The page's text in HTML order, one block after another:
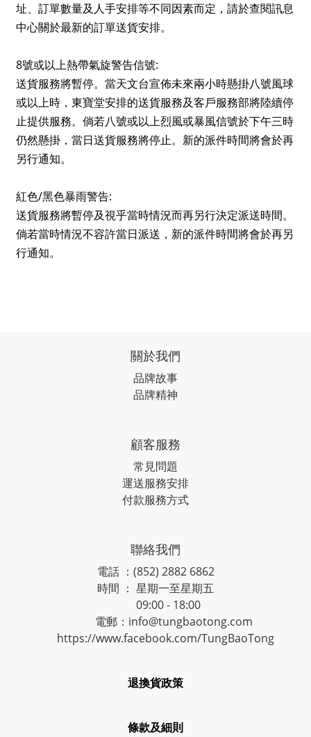
址、訂單數量及人手安排等不同因素而定，請於查閱訊息
中心關於最新的訂單送貨安排。
8號或以上熱帶氣旋警告信號:
送貨服務將暫停。當天文台宣佈未來兩小時懸掛八號風球
或以上時，東寶堂安排的送貨服務及客戶服務部將陸續停
止提供服務。倘若八號或以上烈風或暴風信號於下午三時
仍然懸掛，當日送貨服務將停止。新的派件時間將會於再
另行通知。
紅色/黑色暴雨警告:
送貨服務將暫停及視乎當時情況而再另行決定派送時間。
倘若當時情況不容許當日派送，新的派件時間將會於再另
行通知。
關於我們
品牌故事
品牌精神
顧客服務
常見問題
運送服務安排
付款服務方式
聯絡我們
電話 ：(852) 2882 6862
時間 ： 星期一至星期五
09:00 - 18:00
電郵：info@tungbaotong.com
https://www.facebook.com/TungBaoTong
退換貨政策
條款及細則